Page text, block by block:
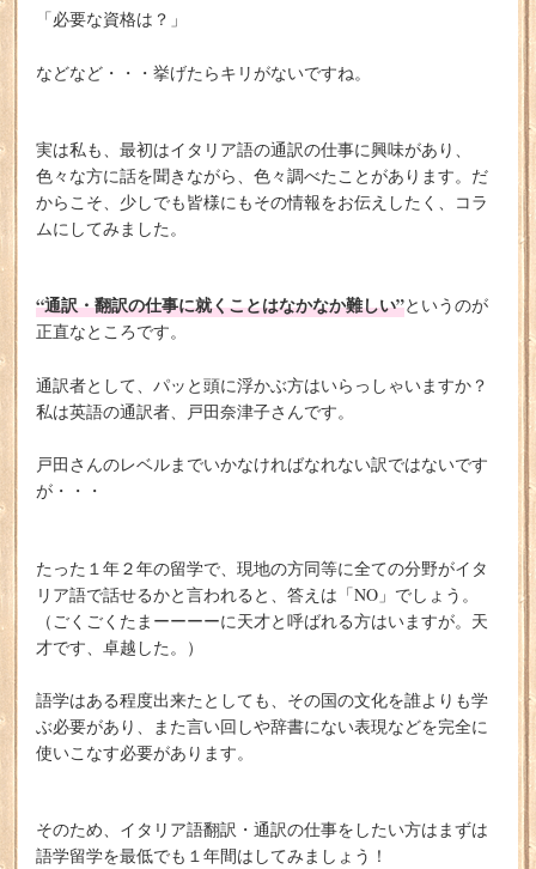
「必要な資格は？」
などなど・・・挙げたらキリがないですね。
実は私も、最初はイタリア語の通訳の仕事に興味があり、
色々な方に話を聞きながら、色々調べたことがあります。だ
からこそ、少しでも皆様にもその情報をお伝えしたく、コラ
ムにしてみました。
“通訳・翻訳の仕事に就くことはなかなか難しい”というのが
正直なところです。
通訳者として、パッと頭に浮かぶ方はいらっしゃいますか？
私は英語の通訳者、戸田奈津子さんです。
戸田さんのレベルまでいかなければなれない訳ではないです
が・・・
たった１年２年の留学で、現地の方同等に全ての分野がイタ
リア語で話せるかと言われると、答えは「NO」でしょう。
（ごくごくたまーーーーに天才と呼ばれる方はいますが。天
才です、卓越した。）
語学はある程度出来たとしても、その国の文化を誰よりも学
ぶ必要があり、また言い回しや辞書にない表現などを完全に
使いこなす必要があります。
そのため、イタリア語翻訳・通訳の仕事をしたい方はまずは
語学留学を最低でも１年間はしてみましょう！